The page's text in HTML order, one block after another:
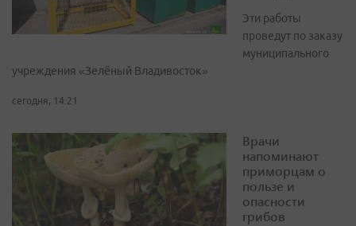
Эти работы
проведут по заказу
муниципального
учреждения «Зелёный Владивосток»
сегодня, 14:21
Врачи
напоминают
приморцам о
пользе и
опасности
грибов